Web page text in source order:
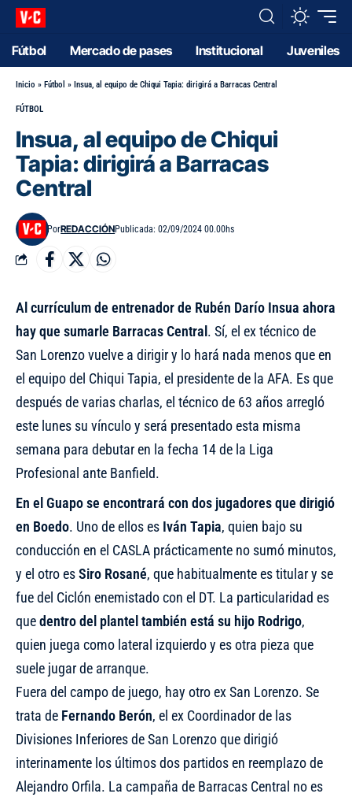
Fútbol Mercado de pases Institucional Juveniles
Inicio » Fútbol » Insua, al equipo de Chiqui Tapia: dirigirá a Barracas Central
FÚTBOL
Insua, al equipo de Chiqui
Tapia: dirigirá a Barracas
Central
PorREDACCIÓNPublicada: 02/09/2024 00.00hs
Al currículum de entrenador de Rubén Darío Insua ahora
hay que sumarle Barracas Central . Sí, el ex técnico de
San Lorenzo vuelve a dirigir y lo hará nada menos que en
el equipo del Chiqui Tapia, el presidente de la AFA. Es que
después de varias charlas, el técnico de 63 años arregló
este lunes su vínculo y será presentado esta misma
semana para debutar en la fecha 14 de la Liga
Profesional ante Banfield.
En el Guapo se encontrará con dos jugadores que dirigió
en Boedo. Uno de ellos es Iván Tapia, quien bajo su
conducción en el CASLA prácticamente no sumó minutos,
y el otro esSiro Rosané, que habitualmente es titular y se
fue del Ciclón enemistado con el DT. La particularidad es
quedentro del plantel también está su hijo Rodrigo,
quien juega como lateral izquierdo y es otra pieza que
suele jugar de arranque.
Fuera del campo de juego, hay otro ex San Lorenzo. Se
trata de Fernando Berón, el ex Coordinador de las
Divisiones Inferiores de San Lorenzo que dirigió
interinamente los últimos dos partidos en reemplazo de
Alejandro Orfila. La campaña de Barracas Central no es